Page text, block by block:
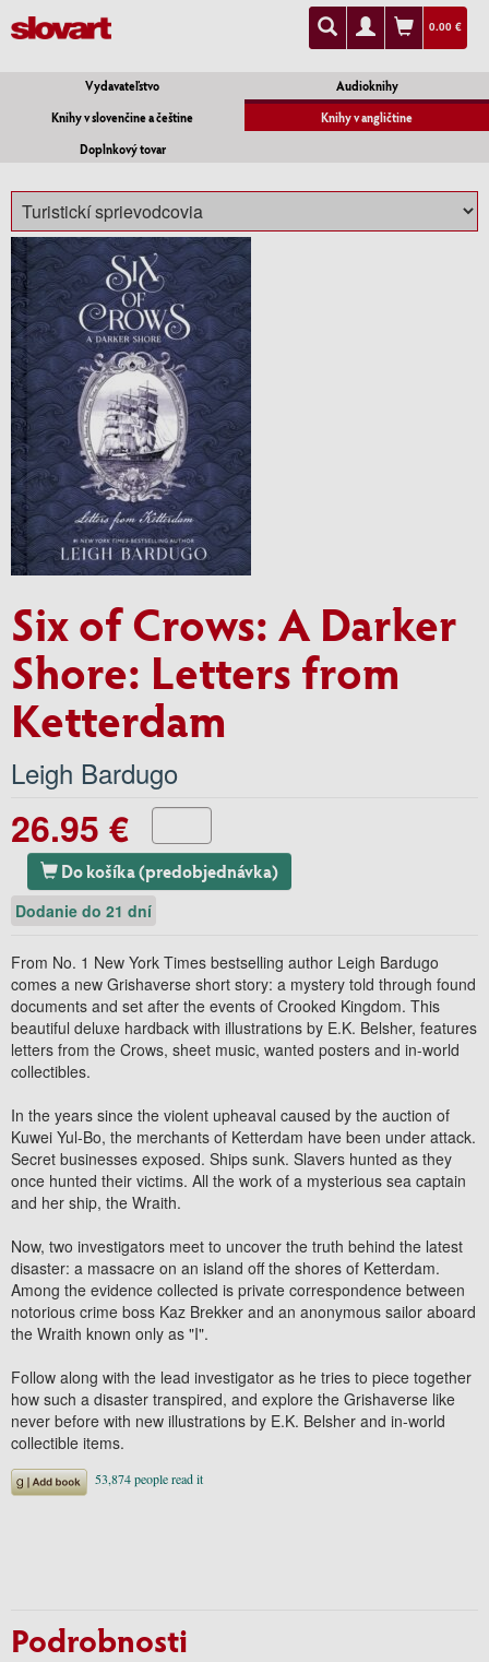
0.00 €
Vydavateľstvo
Audioknihy
Knihy v slovenčine a češtine
Knihy v angličtine
Doplnkový tovar
Six of Crows: A Darker
Shore: Letters from
Ketterdam
Leigh Bardugo
26.95 €
Do košíka (predobjednávka)
Dodanie do 21 dní
From No. 1 New York Times bestselling author Leigh Bardugo
comes a new Grishaverse short story: a mystery told through found
documents and set after the events of Crooked Kingdom. This
beautiful deluxe hardback with illustrations by E.K. Belsher, features
letters from the Crows, sheet music, wanted posters and in-world
collectibles.
In the years since the violent upheaval caused by the auction of
Kuwei Yul-Bo, the merchants of Ketterdam have been under attack.
Secret businesses exposed. Ships sunk. Slavers hunted as they
once hunted their victims. All the work of a mysterious sea captain
and her ship, the Wraith.
Now, two investigators meet to uncover the truth behind the latest
disaster: a massacre on an island off the shores of Ketterdam.
Among the evidence collected is private correspondence between
notorious crime boss Kaz Brekker and an anonymous sailor aboard
the Wraith known only as "I".
Follow along with the lead investigator as he tries to piece together
how such a disaster transpired, and explore the Grishaverse like
never before with new illustrations by E.K. Belsher and in-world
collectible items.
Podrobnosti